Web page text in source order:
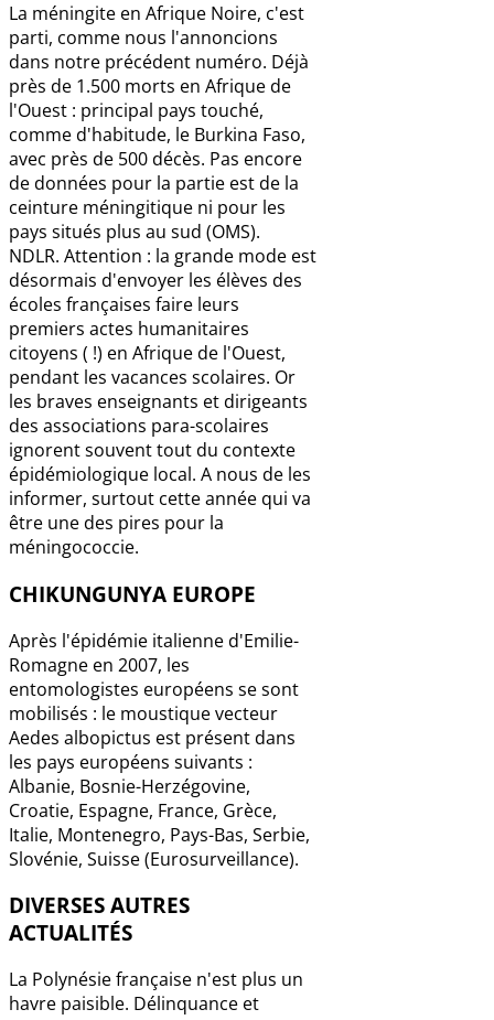
La méningite en Afrique Noire, c'est
parti, comme nous l'annoncions
dans notre précédent numéro. Déjà
près de 1.500 morts en Afrique de
l'Ouest : principal pays touché,
comme d'habitude, le Burkina Faso,
avec près de 500 décès. Pas encore
de données pour la partie est de la
ceinture méningitique ni pour les
pays situés plus au sud (OMS).
NDLR. Attention : la grande mode est
désormais d'envoyer les élèves des
écoles françaises faire leurs
premiers actes humanitaires
citoyens ( !) en Afrique de l'Ouest,
pendant les vacances scolaires. Or
les braves enseignants et dirigeants
des associations para-scolaires
ignorent souvent tout du contexte
épidémiologique local. A nous de les
informer, surtout cette année qui va
être une des pires pour la
méningococcie.
CHIKUNGUNYA EUROPE
Après l'épidémie italienne d'Emilie-
Romagne en 2007, les
entomologistes européens se sont
mobilisés : le moustique vecteur
Aedes albopictus est présent dans
les pays européens suivants :
Albanie, Bosnie-Herzégovine,
Croatie, Espagne, France, Grèce,
Italie, Montenegro, Pays-Bas, Serbie,
Slovénie, Suisse (Eurosurveillance).
DIVERSES AUTRES
ACTUALITÉS
La Polynésie française n'est plus un
havre paisible. Délinquance et